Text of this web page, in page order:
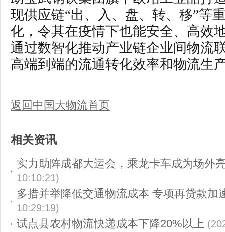
现供应链“出、入、盘、转、移”等
化，令其在疫情下也能安全、高效
通过数智化推动产业链企业间物流
高端到端的流通转化效率和物流生
返回中国大物流首页
相关资讯
实力助阵成都大运会，乘龙卡车成为场外
10:10:21)
多措并举降低交通物流成本 专项再贷款加
10:29:19)
试点县农村物流快递成本下降20%以上